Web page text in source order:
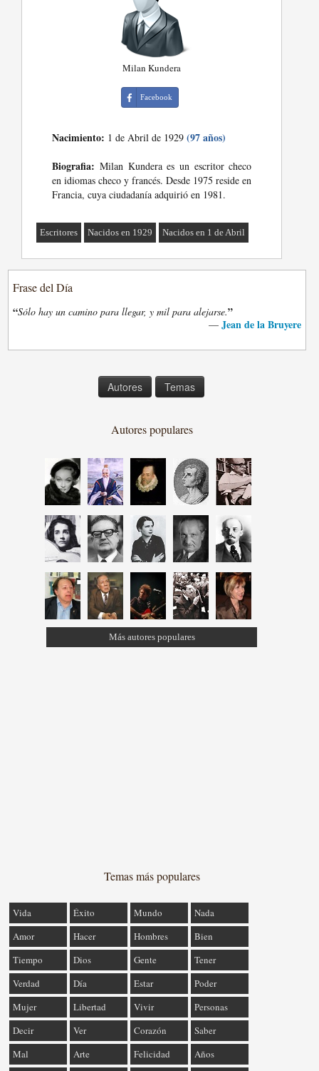
Milan Kundera
Facebook
Nacimiento: 1 de Abril de 1929(97 años)
Biografia: Milan Kundera es un escritor checo
en idiomas checo y francés. Desde 1975 reside en
Francia, cuya ciudadanía adquirió en 1981.
Escritores Nacidos en 1929 Nacidos en 1 de Abril
Frase del Día
“Sólo hay un camino para llegar, y mil para alejarse.”
— Jean de la Bruyere
Autores Temas
Autores populares
Más autores populares
Temas más populares
Vida Éxito Mundo
Nada
Amor
Hacer Hombres
Bien
Tiempo
Dios Gente
Tener
Verdad
Día Estar
Poder
Mujer
Libertad Vivir
Personas
Decir
Ver Corazón
Saber
Mal
Arte Felicidad Años